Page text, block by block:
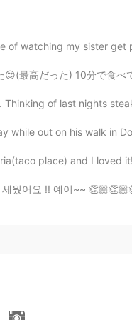
么我没早点看到你，这
"Meeting" ?
of watching my sister get
べて、20分たくさん桜と自撮り撮ったw そして
of last nights
while out on his walk in
place) and I loved
요 !! 예이~~